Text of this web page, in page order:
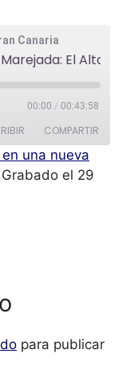
Canaria
00:00 / 00:43:58
COMPARTIR
una nueva
Grabado el 29
para publicar